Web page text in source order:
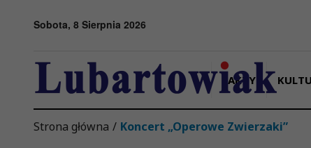
Sobota, 8 Sierpnia 2026
FAKTY
Strona główna / Koncert „Operowe Zwierzaki”